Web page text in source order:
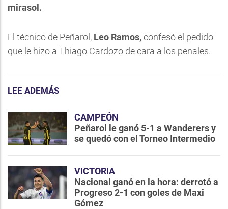
mirasol.
El técnico de Peñarol, Leo Ramos,confesó el pedido
que le hizo a Thiago Cardozo de cara a los penales.
LEE ADEMÁS
CAMPEÓN
Peñarol le ganó 5-1 a Wanderers y
se quedó con el Torneo Intermedio
VICTORIA
Nacional ganó en la hora: derrotó a
Progreso 2-1 con goles de Maxi
Gómez